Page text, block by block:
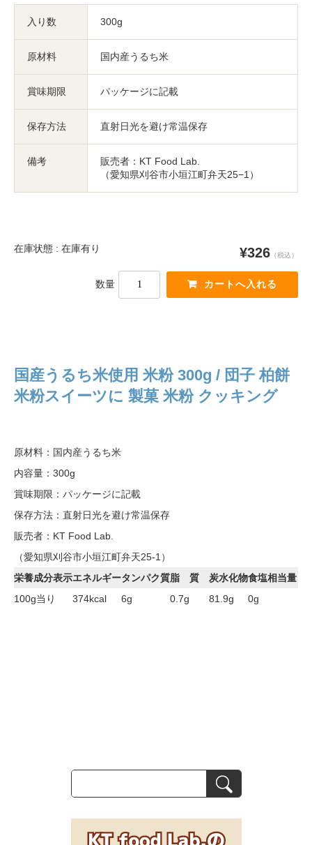
入り数 300g
原材料 国内産うるち米
賞味期限 パッケージに記載
保存方法 直射日光を避け常温保存
備考
販売者：KT Food Lab.
（愛知県刈谷市小垣江町弁天25−1）
在庫状態 : 在庫有り ¥326 （税込）
数量
国産うるち米使用 米粉 300g / 団子 柏餅
米粉スイーツに 製菓 米粉 クッキング
原材料：国内産うるち米
内容量：300g
賞味期限：パッケージに記載
保存方法：直射日光を避け常温保存
販売者：KT Food Lab.
（愛知県刈谷市小垣江町弁天25-1）
栄養成分表示エネルギータンパク質脂 質 炭水化物食塩相当量
100g当り
374kcal 6g 0.7g 81.9g 0g